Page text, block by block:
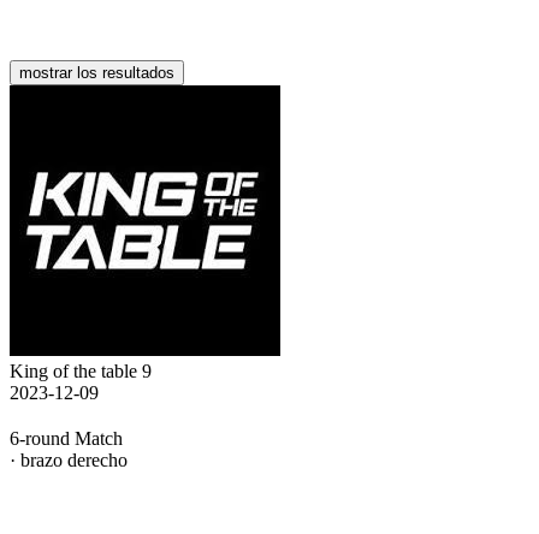
mostrar los resultados
King of the table 9
2023-12-09
6-round Match
· brazo derecho